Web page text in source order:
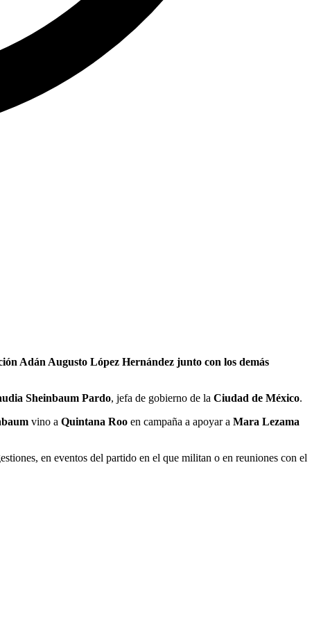
Adán Augusto López Hernández junto con los demás
Sheinbaum Pardo, jefa de gobierno de la Ciudad de México.
vino a Quintana Roo en campaña a apoyar a Mara Lezama
en eventos del partido en el que militan o en reuniones con el